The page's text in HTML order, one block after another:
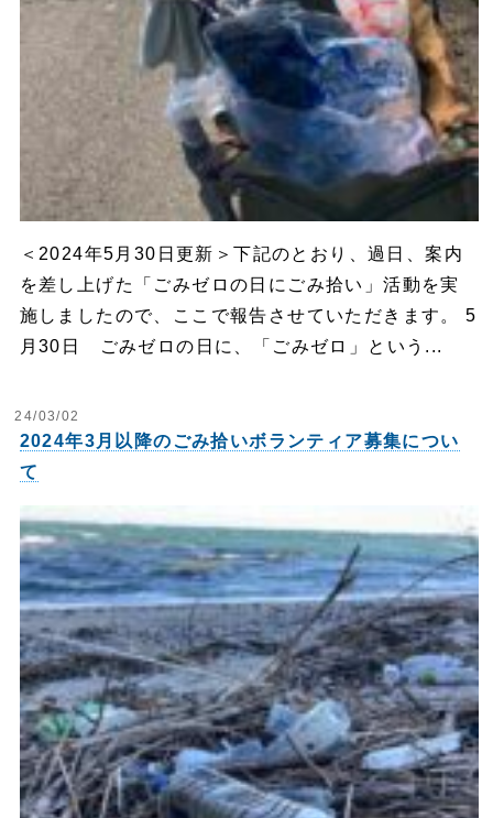
＜2024年5月30日更新＞下記のとおり、過日、案内
を差し上げた「ごみゼロの日にごみ拾い」活動を実
施しましたので、ここで報告させていただきます。 5
月30日 ごみゼロの日に、「ごみゼロ」という...
24/03/02
2024年3月以降のごみ拾いボランティア募集につい
て